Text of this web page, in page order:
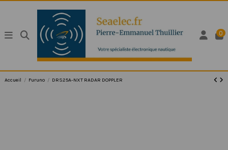
0
Accueil Furuno DRS25A-NXT RADAR DOPPLER